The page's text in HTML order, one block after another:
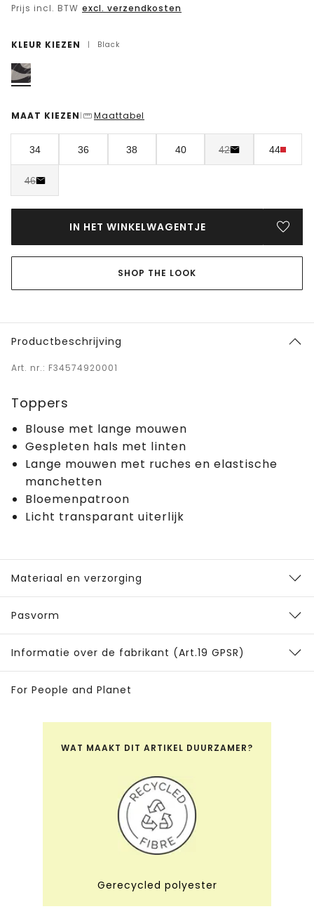
Prijs incl. BTW excl. verzendkosten
KLEUR KIEZEN | Black
MAAT KIEZEN | Maattabel
34 36 38 40 42 44
46
IN HET WINKELWAGENTJE
SHOP THE LOOK
Productbeschrijving
Art. nr.: F34574920001
Toppers
Blouse met lange mouwen
Gespleten hals met linten
Lange mouwen met ruches en elastische
manchetten
Bloemenpatroon
Licht transparant uiterlijk
Materiaal en verzorging
Pasvorm
Informatie over de fabrikant (Art.19 GPSR)
For People and Planet
WAT MAAKT DIT ARTIKEL DUURZAMER?
Gerecycled polyester